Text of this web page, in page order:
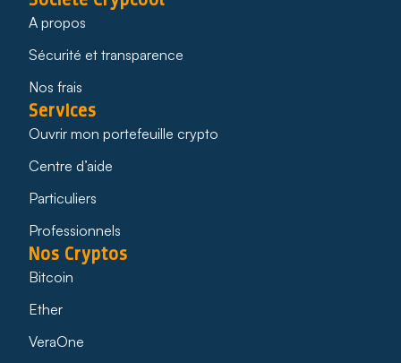
A propos
Sécurité et transparence
Nos frais
Services
Ouvrir mon portefeuille crypto
Centre d’aide
Particuliers
Professionnels
Nos Cryptos
Bitcoin
Ether
VeraOne